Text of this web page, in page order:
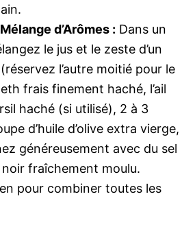
d’Arômes : Dans un
le jus et le zeste d’un
l’autre moitié pour le
frais finement haché, l’ail
haché (si utilisé), 2 à 3
d’huile d’olive extra vierge,
généreusement avec du sel
fraîchement moulu.
pour combiner toutes les